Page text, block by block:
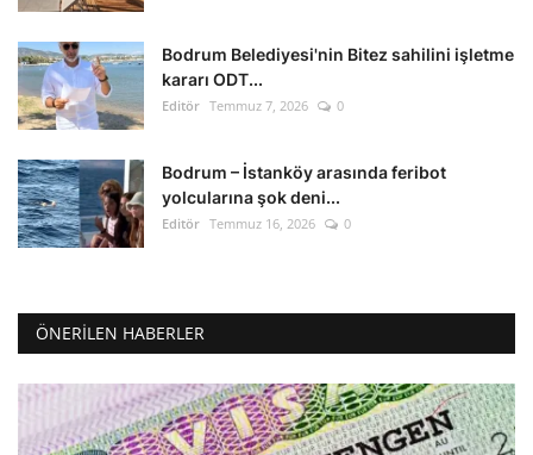
Bodrum Belediyesi'nin Bitez sahilini işletme
kararı ODT...
Editör Temmuz 7, 2026 0
Bodrum – İstanköy arasında feribot
yolcularına şok deni...
Editör Temmuz 16, 2026 0
ÖNERILEN HABERLER